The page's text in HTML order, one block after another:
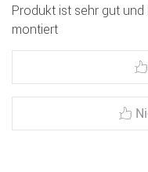
Produkt ist sehr gut und
montiert